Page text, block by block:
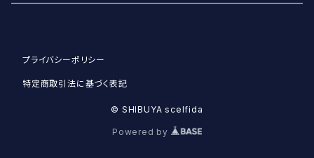
#13 小澤崚選手
Lサイズ
プライバシーポリシー
特定商取引法に基づく表記
© SHIBUYA scelfida
Powered by